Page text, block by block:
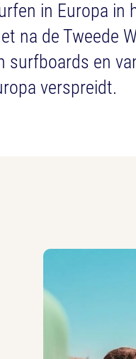
in Europa in
na de Tweede
surfboards en
verspreidt.